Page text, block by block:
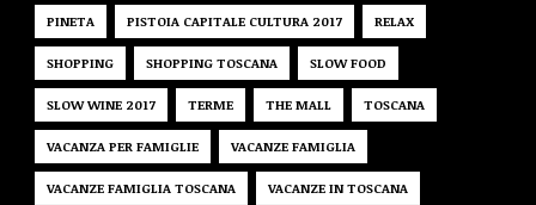
PINETA PISTOIA CAPITALE CULTURA 2017 RELAX
SHOPPING SHOPPING TOSCANA SLOW FOOD
SLOW WINE 2017 TERME THE MALL TOSCANA
VACANZA PER FAMIGLIE VACANZE FAMIGLIA
VACANZE FAMIGLIA TOSCANA VACANZE IN TOSCANA